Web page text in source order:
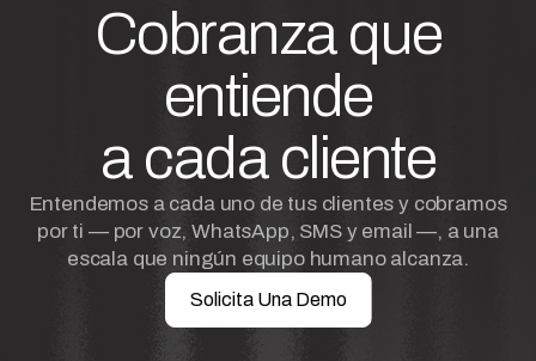
Cobranza que
entiende
a cada cliente
Entendemos a cada uno de tus clientes y cobramos
por ti — por voz, WhatsApp, SMS y email —, a una
escala que ningún equipo humano alcanza.
Solicita Una Demo